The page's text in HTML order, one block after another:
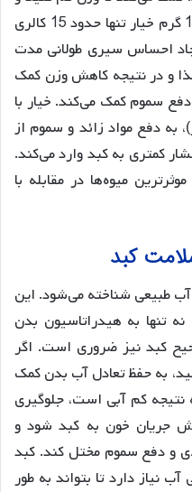
از پرخوری جلوگیری نمایید. هر 100 گرم خیار تنها حدود 15 کالری
احساس سیری طولانی مدت
و در نتیجه کاهش وزن کمک
سموم کمک می‌کند. خیار با
به دفع مواد زائد و سموم از
کمتری به کبد وارد می‌کند.
میوه‌ها در مقابله با
کبد
آب طبیعی شناخته می‌شود. این
که نه تنها به هیدراتاسیون بدن
کبد نیز ضروری است. اگر
به حفظ تعادل آب بدن کمک
کم آبی است، جلوگیری
جریان خون به کبد شود و
و دفع سموم مختل کند. کبد
نیاز دارد تا بتواند به طور